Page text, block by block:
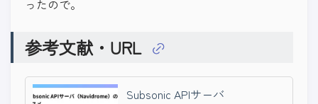
ったので。
参考文献・URL
Subsonic APIサーバ